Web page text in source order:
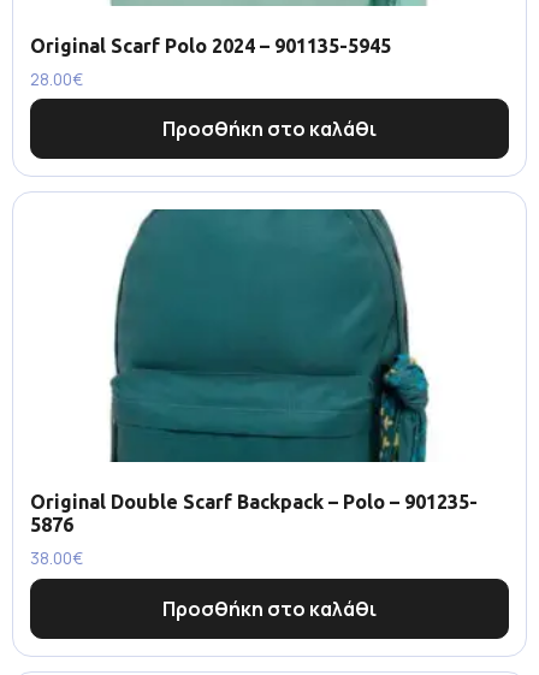
Original Scarf Polo 2024 – 901135-5945
28.00€
Προσθήκη στο καλάθι
Original Double Scarf Backpack – Polo – 901235-
5876
38.00€
Προσθήκη στο καλάθι